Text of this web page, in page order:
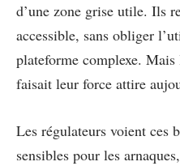
d’une zone grise utile. Ils
accessible, sans obliger
plateforme complexe.
faisait leur force attire
Les régulateurs voient ces
sensibles pour les